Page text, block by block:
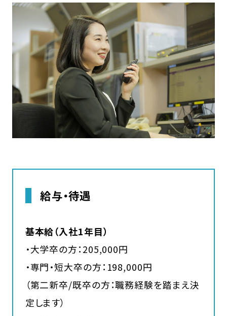
給与・待遇
基本給（入社1年目）
・大学卒の方：205,000円
・専門・短大卒の方：198,000円
（第二新卒/既卒の方：職務経験を踏まえ決
定します）